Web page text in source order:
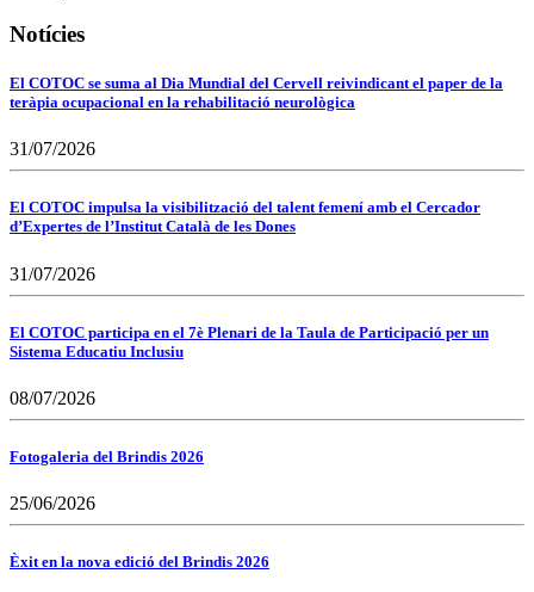
Notícies
El COTOC se suma al Dia Mundial del Cervell reivindicant el paper de la
teràpia ocupacional en la rehabilitació neurològica
31/07/2026
El COTOC impulsa la visibilització del talent femení amb el Cercador
d’Expertes de l’Institut Català de les Dones
31/07/2026
El COTOC participa en el 7è Plenari de la Taula de Participació per un
Sistema Educatiu Inclusiu
08/07/2026
Fotogaleria del Brindis 2026
25/06/2026
Èxit en la nova edició del Brindis 2026